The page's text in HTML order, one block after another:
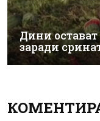
Дини
заради